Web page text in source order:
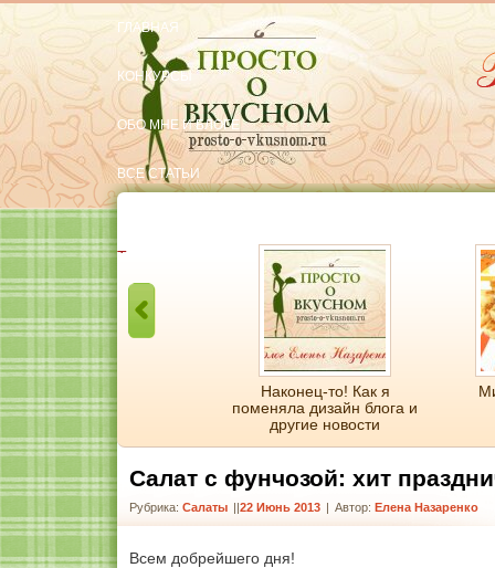
ГЛАВНАЯ
КОНКУРСЫ
ОБО МНЕ И БЛОГЕ
ВСЕ СТАТЬИ
Тут вкусняшки
тушенкой
Наконец-то! Как я
поменяла дизайн блога и
другие новости
Салат с фунчозой: хит
Рубрика: Салаты | 22 Июнь 2013 | Автор: Елена Назаренко
Всем добрейшего дня!